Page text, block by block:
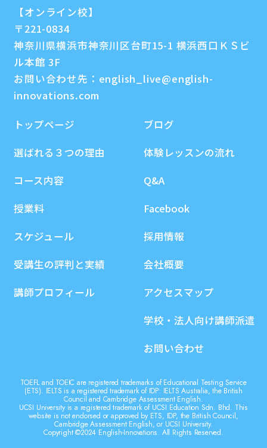
【オンライン校】
〒221-0834
神奈川県横浜市神奈川区台町15-1 横浜西口ＫＳビ
ル本館 3F
お問い合わせ先： english_live@english-
innovations.com
トップページ
選ばれる３つの理由
コース内容
授業料
スケジュール
受講生の評判と実績
講師プロフィール
ブログ
体験レッスンの流れ
Q&A
Facebook
採用情報
会社概要
アクセスマップ
学校・法人向け講師派遣
お問い合わせ
TOEFL and TOEIC are registered trademarks of Educational Testing Service
(ETS). IELTS is a registered trademark of IDP: IELTS Australia, the British
Council and Cambridge Assessment English.
UCSI University is a registered trademark of UCSI Education Sdn. Bhd. This
website is not endorsed or approved by ETS, IDP, the British Council,
Cambridge Assessment English, or UCSI University.
Copyright ©2024 English-Innovations. All Rights Reserved.